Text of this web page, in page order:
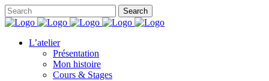
L’atelier
Présentation
Mon histoire
Cours & Stages